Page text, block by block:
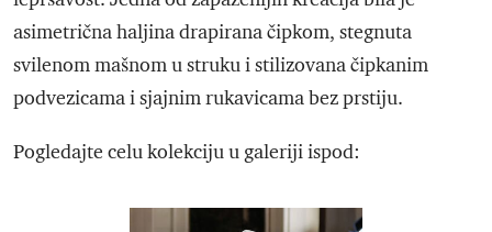
asimetrična haljina drapirana čipkom, stegnuta
svilenom mašnom u struku i stilizovana čipkanim
podvezicama i sjajnim rukavicama bez prstiju.
Pogledajte celu kolekciju u galeriji ispod: